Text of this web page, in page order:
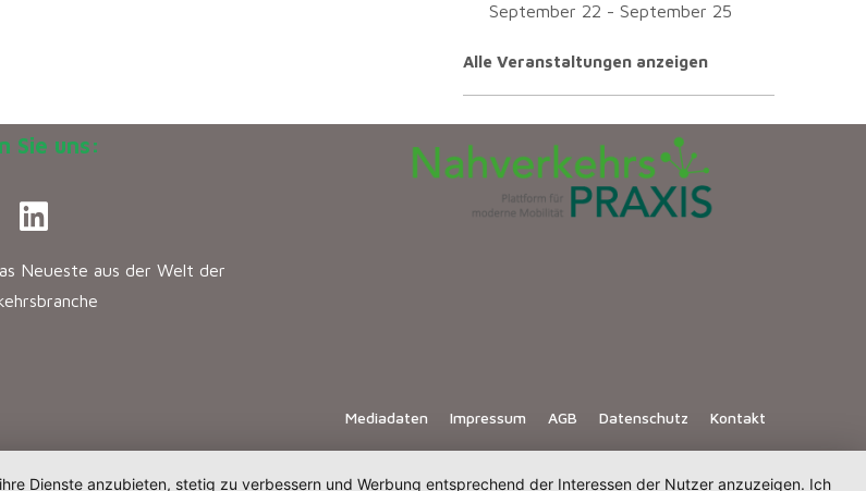
September 22 -September 25
Alle Veranstaltungen anzeigen
Sie uns:
Neueste aus der Welt der
Mediadaten Impressum AGB Datenschutz Kontakt
Dienste anzubieten, stetig zu verbessern und Werbung entsprechend der Interessen der Nutzer anzuzeigen. Ich